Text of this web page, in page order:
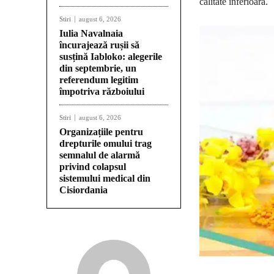
Stiri august 6, 2026
Iulia Navalnaia
încurajează rușii să
susțină Iabloko: alegerile
din septembrie, un
referendum legitim
împotriva războiului
Stiri august 6, 2026
Organizațiile pentru
drepturile omului trag
semnalul de alarmă
privind colapsul
sistemului medical din
Cisiordania